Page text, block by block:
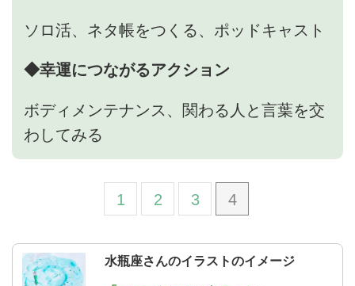
ソロ活、ネタ帳をつくる、ポッドキャスト
◆幸運につながるアクション
ボディメンテナンス、関わる人と言葉を交
わしてみる
1 2 3 4
水瓶座さんのイラストのイメージ